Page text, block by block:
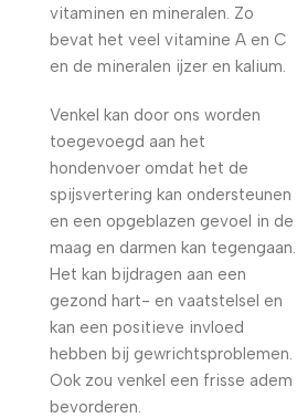
vitaminen en mineralen. Zo
bevat het veel vitamine A en C
en de mineralen ijzer en kalium.
Venkel kan door ons worden
toegevoegd aan het
hondenvoer omdat het de
spijsvertering kan ondersteunen
en een opgeblazen gevoel in de
maag en darmen kan tegengaan.
Het kan bijdragen aan een
gezond hart- en vaatstelsel en
kan een positieve invloed
hebben bij gewrichtsproblemen.
Ook zou venkel een frisse adem
bevorderen.